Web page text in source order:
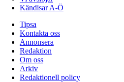
Kändisar A-Ö
Tipsa
Kontakta oss
Annonsera
Redaktion
Om oss
Arkiv
Redaktionell policy